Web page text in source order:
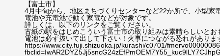
【富士市】
4月中旬から、地区まちづくりセンターなど22か所で、小型家
電池や充電池で動く家電などが対象です。
詳しくは、以下のリンクをご覧ください。
古紙の駅をはじめこういう富士市の取り組みは素晴らしいとお
電池は必ず抜いて出して下さい！火事につながる恐れがありま
https://www.city.fuji.shizuoka.jp/kurashi/c0701/